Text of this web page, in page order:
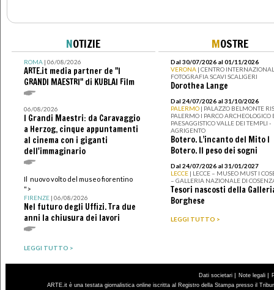
NOTIZIE
ROMA| 06/08/2026
ARTE.it media partner de "I
GRANDI MAESTRI" di KUBLAI Film
06/08/2026
I Grandi Maestri: da Caravaggio
a Herzog, cinque appuntamenti
al cinema con i giganti
dell'immaginario
Il nuovo volto del museo fiorentino
">
FIRENZE| 06/08/2026
Nel futuro degli Uffizi. Tra due
anni la chiusura dei lavori
LEGGI TUTTO >
MOSTRE
Dal 30/07/2026 al 01/11/2026
VERONA | CENTRO
FOTOGRAFIA SCAVI SCALIGERI
Dorothea Lange
Dal 24/07/2026 al 31/10/2026
PALERMO | PALAZZO BELMONTE
PALERMO I PARCO ARCHEOLOGICO
PAESAGGISTICO VALLE DEI TEMPLI -
AGRIGENTO
Botero. L’incanto del Mito I
Botero. Il peso dei sogni
Dal 24/07/2026 al 31/01/2027
LECCE | LECCE – MUSEO MUST I
– GALLERIA NAZIONALE DI
Tesori nascosti della
Borghese
LEGGI TUTTO >
Dati societari | Note legali |
ARTE.it è una testata giornalistica online iscritta al Registro della Stampa presso il